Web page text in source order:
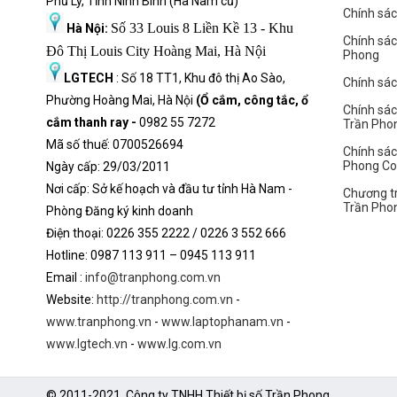
Đặc biệt, tính năng Dell ComfortView Plus được tích hợp sẵn trên
sắc. Dell Inspiron 14 N5440 còn đạt chứng nhận TÜV
vẫn đảm bảo sự thoải mái cho đôi mắt.
Bộ vi xử lý AI Intel Core 7
Không còn những con chip Intel Core I quen thuộc, Dell
Core 7 150U thế hệ Meteor Lake mới nhất. Đây là con chip có
dễ dàng xử lý trơn tru mọi tác vụ từ soạn thảo văn bản, phân tích
Hà Nội: Số 33 Louis 8 Liền Kề 13 - Khu
Đô Thị Louis City Hoàng Mai, Hà Nội
LGTECH : Số 18 TT1, Khu đô thị Ao Sào,
Phường Hoàng Mai, Hà Nội (Ổ cắm, công tắc, ổ
cắm thanh ray - 0982 55 7272
Mã số thuế: 0700526694
Ngày cấp: 29/03/2011
Nơi cấp: Sở kế hoạch và đầu tư tỉnh Hà Nam -
Phòng Đăng ký kinh doanh
Điện thoại: 0226 355 2222 / 0226 3 552 666
Hotine: 0987 113 911 – 0945 113 911
Email : info@tranphong.com.vn
Website: http://tranphong.com.vn -
www.tranphong.vn - www.laptophanam.vn -
www.lgtech.vn - www.lg.com.vn
Chính
Chính
Phong
Chính
Chính
Trần
Chính
Phong
Chương
Trần